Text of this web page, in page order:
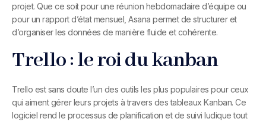
projet. Que ce soit pour une réunion hebdomadaire d’équipe ou
pour un rapport d’état mensuel, Asana permet de structurer et
d’organiser les données de manière fluide et cohérente.
Trello : le roi du kanban
Trello est sans doute l’un des outils les plus populaires pour ceux
qui aiment gérer leurs projets à travers des tableaux Kanban. Ce
logiciel rend le processus de planification et de suivi ludique tout